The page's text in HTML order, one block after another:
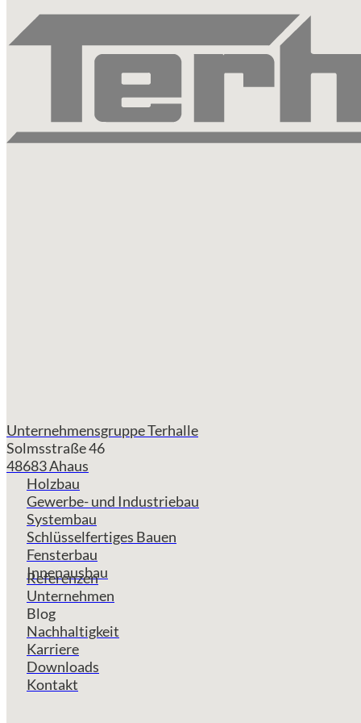
Unternehmensgruppe Terhalle
Solmsstraße 46
48683 Ahaus
Holzbau
Gewerbe- und Industriebau
Systembau
Schlüsselfertiges Bauen
Fensterbau
Innenausbau
Referenzen
Unternehmen
Blog
Nachhaltigkeit
Karriere
Downloads
Kontakt